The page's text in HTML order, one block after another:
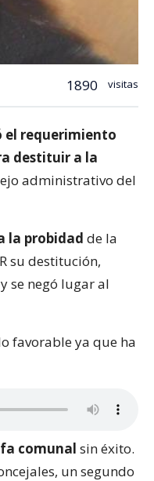
1890 visitas
el requerimiento
destituir a la
administrativo del
la probidad de la
su destitución,
se negó lugar al
favorable ya que ha
comunal sin éxito.
un segundo